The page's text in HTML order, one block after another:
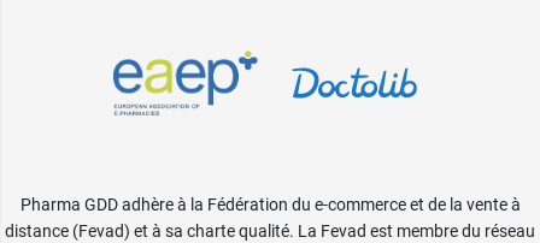
Pharma GDD adhère à la Fédération du e-commerce et de la vente à
distance (Fevad) et à sa charte qualité. La Fevad est membre du réseau